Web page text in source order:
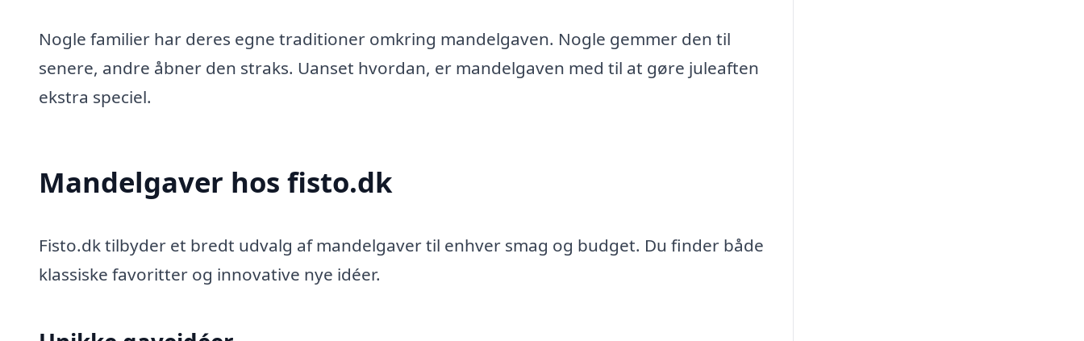
Nogle familier har deres egne traditioner omkring mandelgaven. Nogle gemmer den til
senere, andre åbner den straks. Uanset hvordan, er mandelgaven med til at gøre juleaften
ekstra speciel.
Mandelgaver hos fisto.dk
Fisto.dk tilbyder et bredt udvalg af mandelgaver til enhver smag og budget. Du finder både
klassiske favoritter og innovative nye idéer.